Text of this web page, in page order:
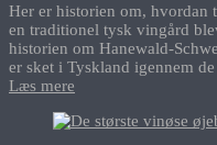
Her er historien om, hvordan
en traditionel tysk vingård
historien om Hanewald-
er sket i Tyskland igennem de
Læs mere